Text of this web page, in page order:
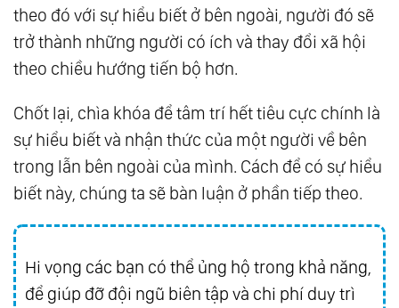
theo đó với sự hiểu biết ở bên ngoài, người đó sẽ
trở thành những người có ích và thay đổi xã hội
theo chiều hướng tiến bộ hơn.
Chốt lại, chìa khóa để tâm trí hết tiêu cực chính là
sự hiểu biết và nhận thức của một người về bên
trong lẫn bên ngoài của mình. Cách để có sự hiểu
biết này, chúng ta sẽ bàn luận ở phần tiếp theo.
Hi vọng các bạn có thể ủng hộ trong khả năng,
để giúp đỡ đội ngũ biên tập và chi phí duy trì